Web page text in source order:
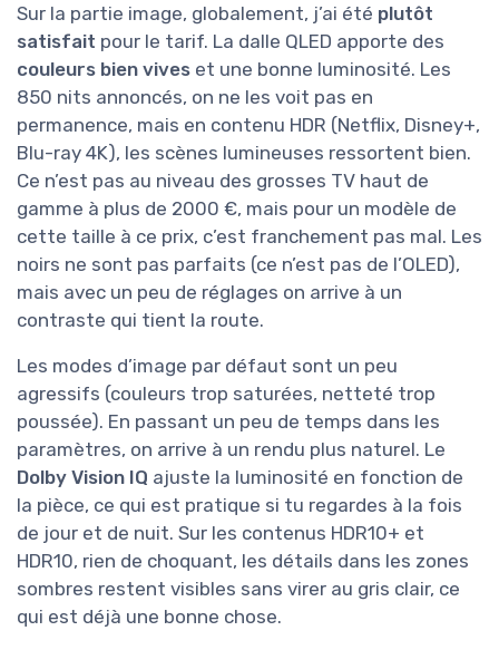
Sur la partie image, globalement, j’ai été plutôt
satisfait pour le tarif. La dalle QLED apporte des
couleurs bien vives et une bonne luminosité. Les
850 nits annoncés, on ne les voit pas en
permanence, mais en contenu HDR (Netflix, Disney+,
Blu-ray 4K), les scènes lumineuses ressortent bien.
Ce n’est pas au niveau des grosses TV haut de
gamme à plus de 2000 €, mais pour un modèle de
cette taille à ce prix, c’est franchement pas mal. Les
noirs ne sont pas parfaits (ce n’est pas de l’OLED),
mais avec un peu de réglages on arrive à un
contraste qui tient la route.
Les modes d’image par défaut sont un peu
agressifs (couleurs trop saturées, netteté trop
poussée). En passant un peu de temps dans les
paramètres, on arrive à un rendu plus naturel. Le
Dolby Vision IQ ajuste la luminosité en fonction de
la pièce, ce qui est pratique si tu regardes à la fois
de jour et de nuit. Sur les contenus HDR10+ et
HDR10, rien de choquant, les détails dans les zones
sombres restent visibles sans virer au gris clair, ce
qui est déjà une bonne chose.